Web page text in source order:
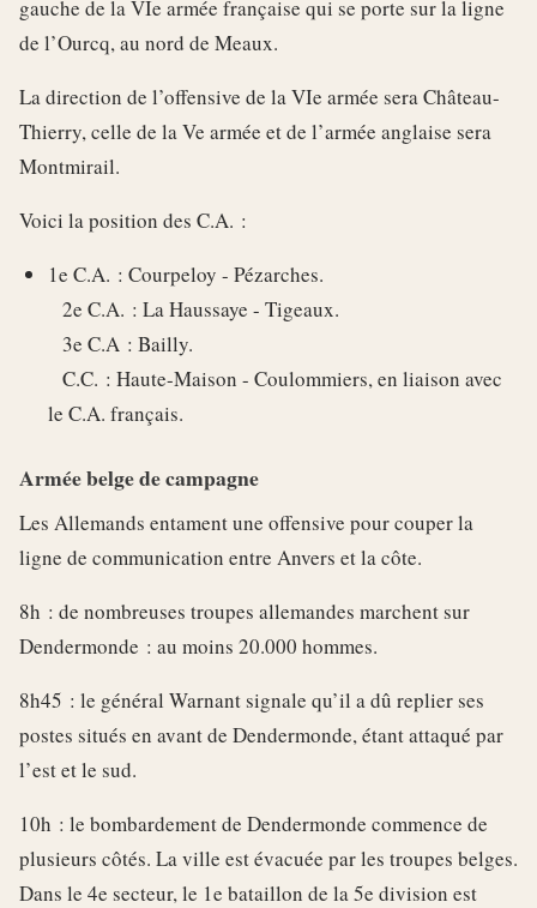
gauche de la VIe armée française qui se porte sur la ligne
de l’Ourcq, au nord de Meaux.
La direction de l’offensive de la VIe armée sera Château-
Thierry, celle de la Ve armée et de l’armée anglaise sera
Montmirail.
Voici la position des C.A. :
1e C.A. : Courpeloy - Pézarches.
2e C.A. : La Haussaye - Tigeaux.
3e C.A : Bailly.
C.C. : Haute-Maison - Coulommiers, en liaison avec
le C.A. français.
Armée belge de campagne
Les Allemands entament une offensive pour couper la
ligne de communication entre Anvers et la côte.
8h : de nombreuses troupes allemandes marchent sur
Dendermonde : au moins 20.000 hommes.
8h45 : le général Warnant signale qu’il a dû replier ses
postes situés en avant de Dendermonde, étant attaqué par
l’est et le sud.
10h : le bombardement de Dendermonde commence de
plusieurs côtés. La ville est évacuée par les troupes belges.
Dans le 4e secteur, le 1e bataillon de la 5e division est